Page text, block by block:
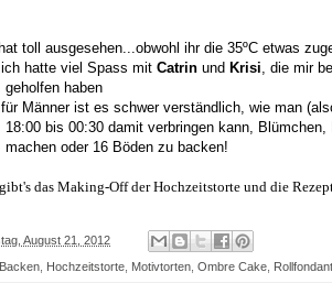
toll ausgesehen...obwohl ihr die 35ºC etwas
viel Spass mit Catrin und Krisi , die mir
haben
ist es schwer verständlich, wie man
bis 00:30 damit verbringen kann,
oder 16 Böden zu backen!
das Making-Off der Hochzeitstorte und die
August 21, 2012
Backen Hochzeitstorte Motivtorten Ombre Cake Rollfondant